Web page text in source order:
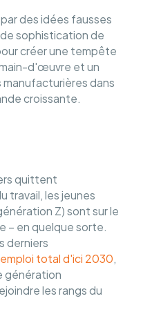
des idées fausses
sophistication de
créer une tempête
d'œuvre et un
dans
croissante.
quittent
travail, les jeunes
Z) sont sur le
– en quelque sorte.
derniers
total d'ici 2030
génération
les rangs du